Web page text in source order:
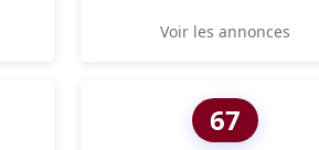
Voir les annonces
67